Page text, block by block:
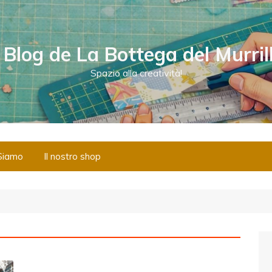
de La Bottega del
Spazio alla creatività!
Il nostro shop